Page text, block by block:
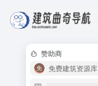
赞助商
免费建筑资源库